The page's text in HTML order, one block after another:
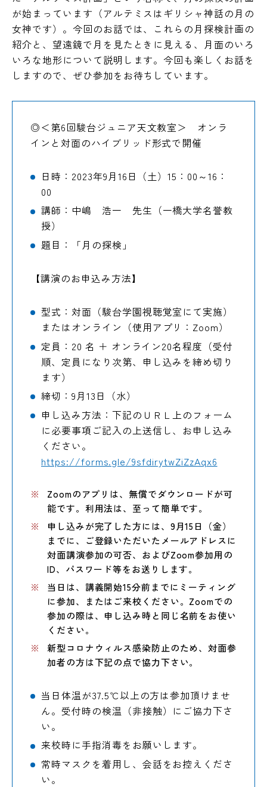
駿台学園中学校・高等学校公式SNS
個人情報の取り扱い
が始まっています（アルテミスはギリシャ神話の月の
女神です）。今回のお話では、これらの月探検計画の
紹介と、望遠鏡で月を見たときに見える、月面のいろ
いろな地形について説明します。今回も楽しくお話を
しますので、ぜひ参加をお待ちしています。
◎＜第6回駿台ジュニア天文教室＞ オンラ
インと対面のハイブリッド形式で開催
日時：2023年9月16日（土）15：00～16：
00
講師：中嶋 浩一 先生（一橋大学名誉教
授）
題目：「月の探検」
【講演のお申込み方法】
型式：対面（駿台学園視聴覚室にて実施）
またはオンライン（使用アプリ：Zoom）
定員：20 名 ＋ オンライン20名程度（受付
順、定員になり次第、申し込みを締め切り
ます）
締切：9月13日（水）
申し込み方法：下記のＵＲＬ上のフォーム
に必要事項ご記入の上送信し、お申し込み
ください。
https://forms.gle/9sfdirytwZiZzAqx6
Zoomのアプリは、無償でダウンロードが可
能です。利用法は、至って簡単です。
申し込みが完了した方には、9月15日（金）
までに、ご登録いただいたメールアドレスに
対面講演参加の可否、およびZoom参加用の
ID、パスワード等をお送りします。
当日は、講義開始15分前までにミーティング
に参加、またはご来校ください。Zoomでの
参加の際は、申し込み時と同じ名前をお使い
ください。
新型コロナウィルス感染防止のため、対面参
加者の方は下記の点で協力下さい。
当日体温が37.5℃以上の方は参加頂けませ
ん。受付時の検温（非接触）にご協力下さ
い。
来校時に手指消毒をお願いします。
常時マスクを着用し、会話をお控えくださ
い。